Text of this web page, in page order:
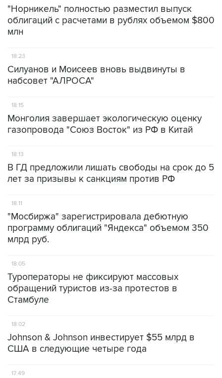
"Норникель" полностью разместил выпуск
облигаций с расчетами в рублях объемом $800
млн
18:23
Силуанов и Моисеев вновь выдвинуты в
набсовет "АЛРОСА"
18:15
Монголия завершает экологическую оценку
газопровода "Союз Восток" из РФ в Китай
18:13
В ГД предложили лишать свободы на срок до 5
лет за призывы к санкциям против РФ
18:11
"Мосбиржа" зарегистрировала дебютную
программу облигаций "Яндекса" объемом 350
млрд руб.
18:05
Туроператоры не фиксируют массовых
обращений туристов из-за протестов в
Стамбуле
18:02
Johnson & Johnson инвестирует $55 млрд в
США в следующие четыре года
17:49